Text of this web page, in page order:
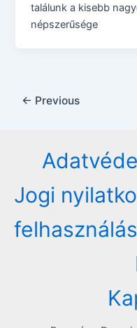
találunk a kisebb
népszerűsége
Post← Previous
Jogi